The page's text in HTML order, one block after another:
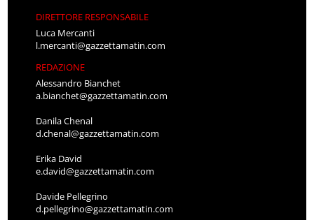
DIRETTORE RESPONSABILE
Luca Mercanti
l.mercanti@gazzettamatin.com
REDAZIONE
Alessandro Bianchet
a.bianchet@gazzettamatin.com
Danila Chenal
d.chenal@gazzettamatin.com
Erika David
e.david@gazzettamatin.com
Davide Pellegrino
d.pellegrino@gazzettamatin.com